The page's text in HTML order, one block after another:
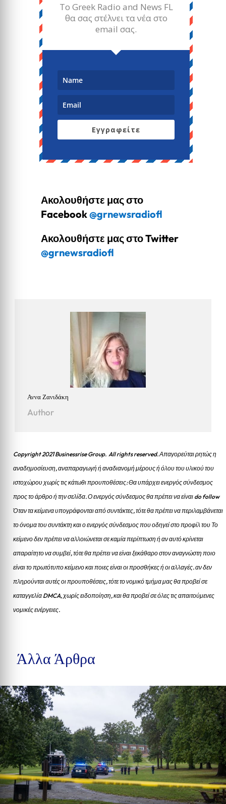
Το Greek Radio and News FL
θα σας στέλνει τα νέα στο
email σας.
Εγγραφείτε
Ακολουθήστε μας στο
Facebook@grnewsradiofl
Ακολουθήστε μας στο Twitter
@grnewsradiofl
Αννα Zανιδάκη
Author
Copyright 2021 Businessrise Group. All rights reserved. Απαγορεύται ρητώς η
αναδημοσίευση, αναπαραγωγή ή αναδιανομή μέρους ή όλου του υλικού του
ιστοχώρου χωρίς τις κάτωθι προυποθέσεις: Θα υπάρχει ενεργός σύνδεσμος
προς το άρθρο ή την σελίδα.Ο ενεργός σύνδεσμος θα πρέπει να είναι do follow
Όταν τα κείμενα υπογράφονται από συντάκτες, τότε θα πρέπει να περιλαμβάνεται
το όνομα του συντάκτη και ο ενεργός σύνδεσμος που οδηγεί στο προφίλ του Το
κείμενο δεν πρέπει να αλλοιώνεται σε καμία περίπτωση ή αν αυτό κρίνεται
απαραίτητο να συμβεί, τότε θα πρέπει να είναι ξεκάθαρο στον αναγνώστη ποιο
είναι το πρωτότυπο κείμενο και ποιες είναι οι προσθήκες ή οι αλλαγές. αν δεν
πληρούνται αυτές οι προυποθέσεις, τότε το νομικό τμήμα μας θα προβεί σε
καταγγελία DMCA, χωρίς ειδοποίηση, και θα προβεί σε όλες τις απαιτούμενες
νομικές ενέργειες.
Άλλα Άρθρα